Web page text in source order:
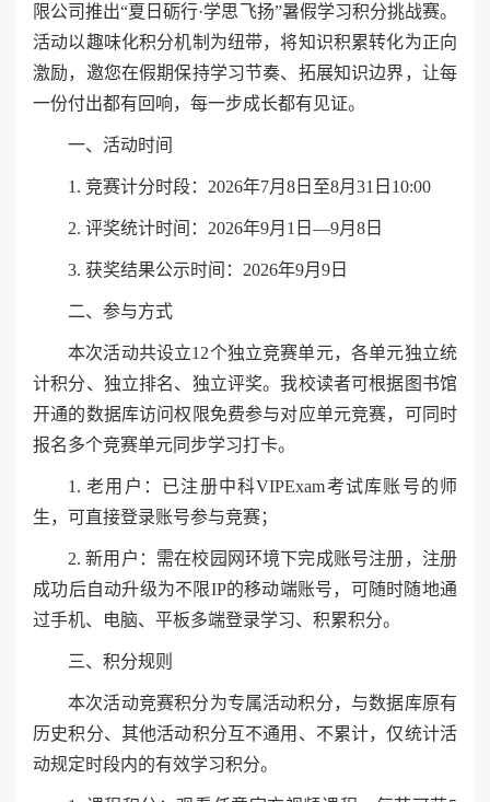
限公司推出“夏日砺行·学思飞扬”暑假学习积分挑战赛。
活动以趣味化积分机制为纽带，将知识积累转化为正向
激励，邀您在假期保持学习节奏、拓展知识边界，让每
一份付出都有回响，每一步成长都有见证。
一、活动时间
1. 竞赛计分时段：2026年7月8日至8月31日10:00
2. 评奖统计时间：2026年9月1日—9月8日
3. 获奖结果公示时间：2026年9月9日
二、参与方式
本次活动共设立12个独立竞赛单元，各单元独立统
计积分、独立排名、独立评奖。我校读者可根据图书馆
开通的数据库访问权限免费参与对应单元竞赛，可同时
报名多个竞赛单元同步学习打卡。
1. 老用户：已注册中科VIPExam考试库账号的师
生，可直接登录账号参与竞赛；
2. 新用户：需在校园网环境下完成账号注册，注册
成功后自动升级为不限IP的移动端账号，可随时随地通
过手机、电脑、平板多端登录学习、积累积分。
三、积分规则
本次活动竞赛积分为专属活动积分，与数据库原有
历史积分、其他活动积分互不通用、不累计，仅统计活
动规定时段内的有效学习积分。